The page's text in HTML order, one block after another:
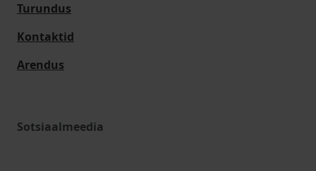
Turundus
Kontaktid
Arendus
Sotsiaalmeedia